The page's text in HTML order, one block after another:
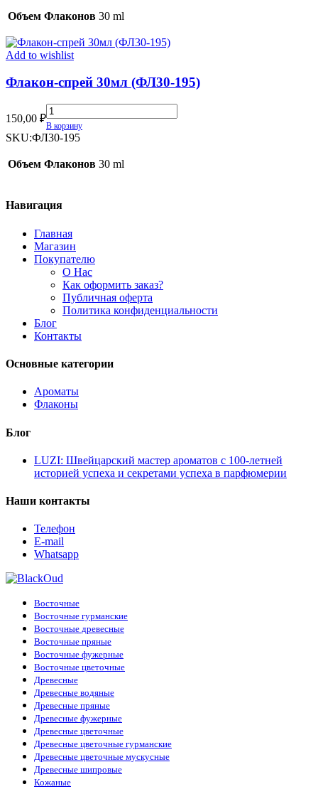
92)
Объем Флаконов 30 ml
Add to wishlist
Флакон-спрей 30мл (ФЛ30-195)
150,00 ₽
Флакон-
спрей
30мл
195)
В корзину
SKU:ФЛ30-195
Объем Флаконов 30 ml
Навигация
Главная
Магазин
Покупателю
О Нас
Как оформить заказ?
Публичная оферта
Политика конфиденциальности
Блог
Контакты
Основные категории
Ароматы
Флаконы
Блог
LUZI: Швейцарский мастер ароматов с 100-летней
историей успеха и секретами успеха в парфюмерии
Наши контакты
Телефон
E-mail
Whatsapp
Восточные
Восточные гурманские
Восточные древесные
Восточные пряные
Восточные фужерные
Восточные цветочные
Древесные
Древесные водяные
Древесные пряные
Древесные фужерные
Древесные цветочные
Древесные цветочные гурманские
Древесные цветочные мускусные
Древесные шипровые
Кожаные